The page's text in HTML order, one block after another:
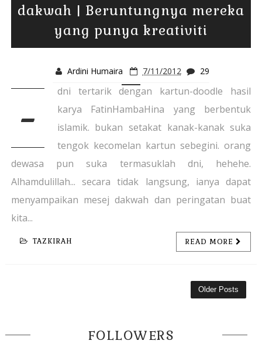
dakwah | Beruntungnya mereka
yang punya kreativiti
Ardini Humaira 7/11/2012 29
-
dni tertarik dengan kartun-doodle hasil
karya FatinHambaHina yang berbentuk
islamik. bukan setakat kanak-kanak suka
tengok kecomelan kartun sebegini. orang
dewasa pun suka termasuklah dni, hehehe.
Alhamdulillah... secara tidak langsung, ianya dapat
menyampaikan mesej dakwah dan peringatan buat
kita...
TAZKIRAH READ MORE
Older Posts
FOLLOWERS